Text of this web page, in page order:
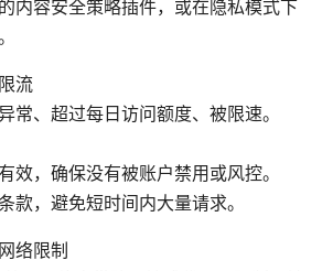
内容安全策略插件，或在隐私模式下
流
常、超过每日访问额度、被限速。
效，确保没有被账户禁用或风控。
款，避免短时间内大量请求。
络限制